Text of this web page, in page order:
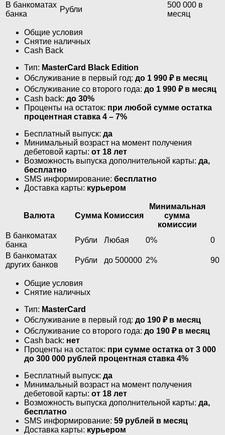
В банкоматах
банка
Рубли
500 000 в
месяц
Общие условия
Снятие наличных
Cash Back
Тип: MasterСard Black Edition
Обслуживание в первый год: до 1 990 ₽ в месяц
Обслуживание со второго года: до 1 990 ₽ в месяц
Cash back: до 30%
Проценты на остаток: при любой сумме остатка
процентная ставка 4 – 7%
Бесплатный выпуск: да
Минимальный возраст на момент получения
дебетовой карты: от 18 лет
Возможность выпуска дополнительной карты: да,
бесплатно
SMS информирование: бесплатно
Доставка карты: курьером
Валюта Сумма Комиссия
Минимальная
сумма
комиссии
В банкоматах
банка
Рубли Любая 0%
0
В банкоматах
других банков
Рубли до 500000 2% 90
Общие условия
Снятие наличных
Тип: MasterСard
Обслуживание в первый год: до 190 ₽ в месяц
Обслуживание со второго года: до 190 ₽ в месяц
Cash back: нет
Проценты на остаток: при сумме остатка от 3 000
до 300 000 рублей процентная ставка 4%
Бесплатный выпуск: да
Минимальный возраст на момент получения
дебетовой карты: от 18 лет
Возможность выпуска дополнительной карты: да,
бесплатно
SMS информирование: 59 рублей в месяц
Доставка карты: курьером